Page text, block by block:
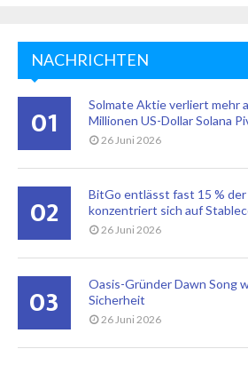
NACHRICHTEN
01
Solmate Aktie verliert mehr
Millionen US-Dollar Solana
26 Juni 2026
02
BitGo entlässt fast 15 %
konzentriert sich auf
26 Juni 2026
03
Oasis-Gründer Dawn Song
Sicherheit
26 Juni 2026